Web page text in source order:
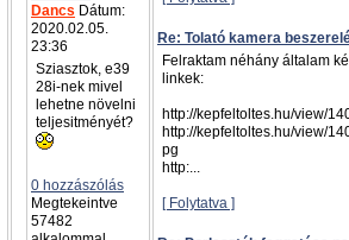
Dancs Dátum:
2020.02.05.
23:36
Sziasztok, e39
28i-nek mivel
lehetne növelni
teljesitményét?
0 hozzászólás
Megtekeintve
57482
Re: Tolató kamera
Felraktam néhány általam
linkek:
http://kepfeltoltes.hu/view/
http://kepfeltoltes.hu/view/
pg
http:...
[ Folytatva ]